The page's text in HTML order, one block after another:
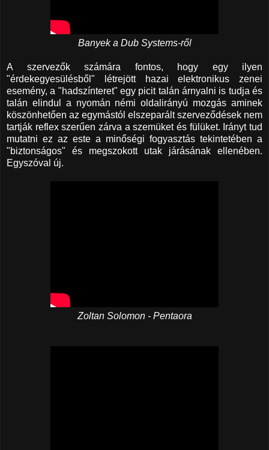
Banyek a Dub Systems-ről
A szervezők számára fontos, hogy egy ilyen
"érdekegyesülésből" létrejött hazai elektronikus zenei
esemény, a "hadszínteret" egy picit talán árnyalni is tudja és
talán elindul a nyomán némi oldalirányú mozgás aminek
köszönhetően az egymástól elszeparált szerveződések nem
tartják reflex szerűen zárva a szemüket és fülüket. Irányt tud
mutatni ez az este a minőségi fogyasztás tekintetében a
"biztonságos" és megszokott utak járásának ellenében.
Egyszóval új.
Zoltan Solomon - Pentaora